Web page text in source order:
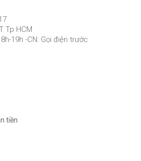
Tp HCM
19h -CN: Gọi điện trước
tiền